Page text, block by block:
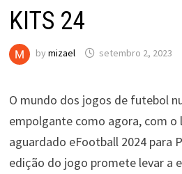
KITS 24
by mizael setembro 2, 2023
O mundo dos jogos de futebol
empolgante como agora, com
aguardado eFootball 2024 para
edição do jogo promete levar a